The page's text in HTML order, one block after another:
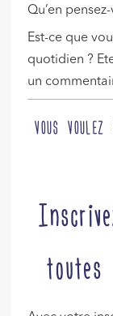
Qu’en
Est-ce que
quotidien ?
un
VOUS